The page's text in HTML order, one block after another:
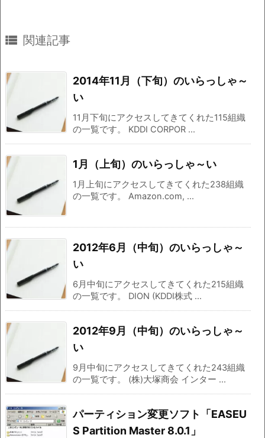
 関連記事
2014年11月（下旬）のいらっしゃ～
い
11月下旬にアクセスしてきてくれた115組織
の一覧です。 KDDI CORPOR ...
1月（上旬）のいらっしゃ～い
1月上旬にアクセスしてきてくれた238組織
の一覧です。 Amazon.com, ...
2012年6月（中旬）のいらっしゃ～
い
6月中旬にアクセスしてきてくれた215組織
の一覧です。 DION (KDDI株式 ...
2012年9月（中旬）のいらっしゃ～
い
9月中旬にアクセスしてきてくれた243組織
の一覧です。 (株)大塚商会 インター ...
パーティション変更ソフト「EASEU
S Partition Master 8.0.1」